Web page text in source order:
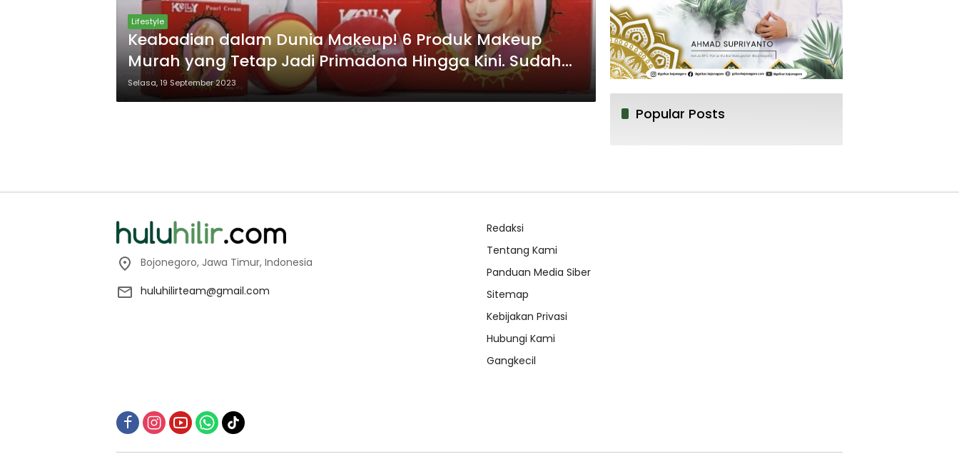
Lifestyle
Keabadian dalam Dunia Makeup! 6 Produk Makeup
Murah yang Tetap Jadi Primadona Hingga Kini. Sudah
Pernah Coba Salah Satunya?
Selasa, 19 September 2023
Popular Posts
Bojonegoro, Jawa Timur, Indonesia
huluhilirteam@gmail.com
Redaksi
Tentang Kami
Panduan Media Siber
Sitemap
Kebijakan Privasi
Hubungi Kami
Gangkecil